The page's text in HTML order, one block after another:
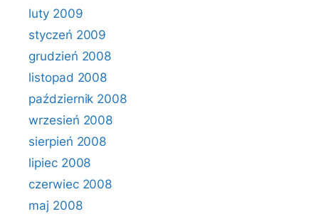
luty 2009
styczeń 2009
grudzień 2008
listopad 2008
październik 2008
wrzesień 2008
sierpień 2008
lipiec 2008
czerwiec 2008
maj 2008